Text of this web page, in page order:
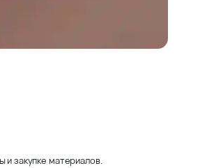
закупке материалов.